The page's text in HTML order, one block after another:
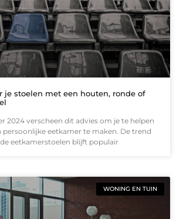
je stoelen met een houten, ronde of
2024 verscheen dit advies om je te helpen
persoonlijke eetkamer te maken. De trend
eetkamerstoelen blijft populair
WONING EN TUIN